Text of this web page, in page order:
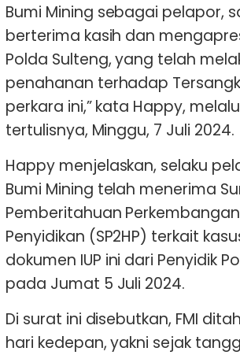
Bumi Mining sebagai pelapor,
berterima kasih dan
Polda Sulteng, yang telah
penahanan terhadap
perkara ini,” kata Happy,
tertulisnya, Minggu, 7 Juli 2024.
Happy menjelaskan, selaku
Bumi Mining telah menerima
Pemberitahuan
Penyidikan (SP2HP) terkait
dokumen IUP ini dari Penyidik
pada Jumat 5 Juli 2024.
Di surat ini disebutkan, FMI
hari kedepan, yakni sejak